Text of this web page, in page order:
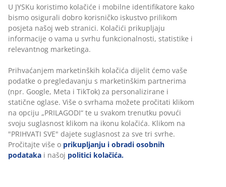
U JYSKu koristimo kolačiće i mobilne identifikatore kako
bismo osigurali dobro korisničko iskustvo prilikom
posjeta našoj web stranici. Kolačići prikupljaju
informacije o vama u svrhu funkcionalnosti, statistike i
relevantnog marketinga.
Prihvaćanjem marketinških kolačića dijelit ćemo vaše
podatke o pregledavanju s marketinškim partnerima
(npr. Google, Meta i TikTok) za personalizirane i
statične oglase. Više o svrhama možete pročitati klikom
na opciju „PRILAGODI“ te u svakom trenutku povući
svoju suglasnost klikom na ikonu kolačića. Klikom na
"PRIHVATI SVE" dajete suglasnost za sve tri svrhe.
Pročitajte više o prikupljanju i obradi osobnih
podataka i našoj politici kolačića.